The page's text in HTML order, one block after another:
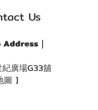
Us
Address｜
廣場G33舖
圖 ]